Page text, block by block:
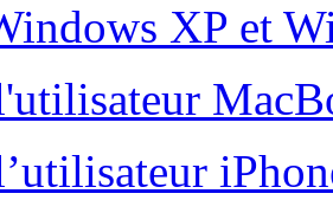
XP et